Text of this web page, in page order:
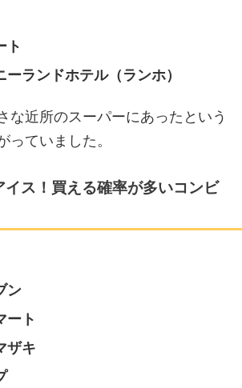
ト
ランドホテル（ランホ）
な近所のスーパーにあったという
っていました。
イス！買える確率が多いコンビ
ン
ート
ザキ